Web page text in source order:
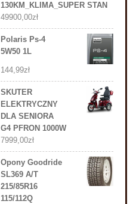
130KM_KLIMA_SUPER STAN
49900,00zł
Polaris Ps-4
5W50 1L
144,99zł
SKUTER
ELEKTRYCZNY
DLA SENIORA
G4 PFRON 1000W
7999,00zł
Opony Goodride
SL369 A/T
215/85R16
115/112Q